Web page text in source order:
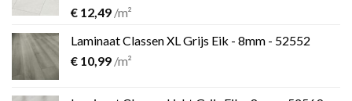
€ 12,49 /m²
Laminaat Classen XL Grijs Eik - 8mm - 52552
€ 10,99 /m²